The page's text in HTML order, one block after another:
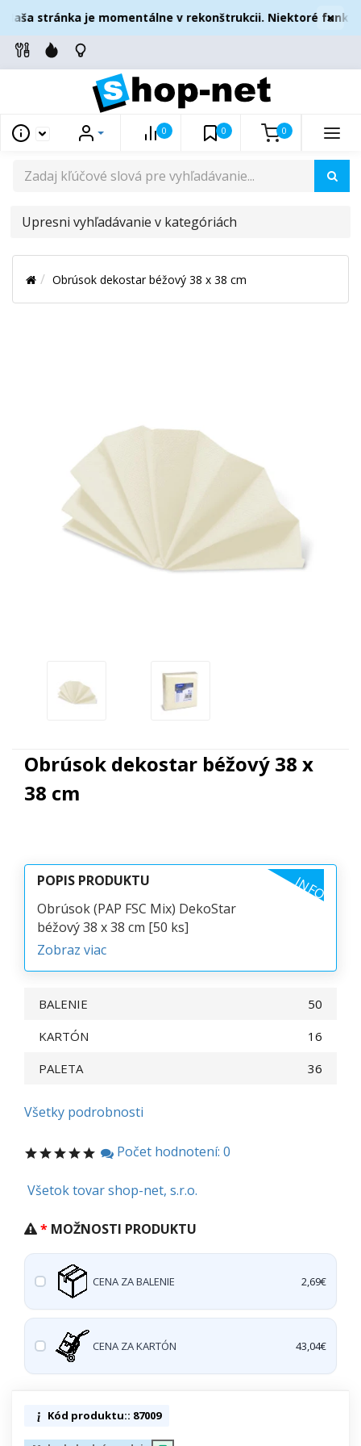
stránka je momentálne v rekonštrukcii. Niektoré ×
0 0 0
UPRESNI
V
KATEGÓRIÁCH
Obrúsok dekostar béžový 38 x 38 cm
Obrúsok dekostar béžový 38 x
38 cm
POPIS PRODUKTU INFO
Obrúsok (PAP FSC Mix) DekoStar
béžový 38 x 38 cm [50 ks]
Zobraz viac
BALENIE
50
KARTÓN
16
PALETA
36
Všetky podrobnosti
Počet hodnotení: 0
Všetok tovar shop-net, s.r.o.
MOŽNOSTI PRODUKTU
CENA ZA BALENIE 2,69€
CENA ZA KARTÓN 43,04€
Kód produktu:: 87009